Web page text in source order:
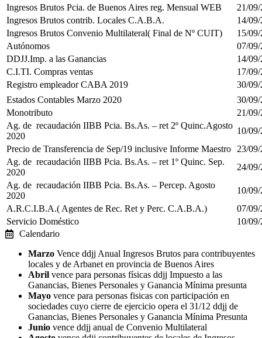
Ingresos Brutos Pcia. de Buenos Aires reg. Mensual WEB
21/
Ingresos Brutos contrib. Locales C.A.B.A.
14/
Ingresos Brutos Convenio Multilateral( Final de Nº CUIT)
15/
Autónomos
07/
DDJJ.Imp. a las Ganancias
14/
C.I.TI. Compras ventas
17/
Registro empleador CABA 2019
30/
Estados Contables Marzo 2020
30/
Monotributo
21/
Ag. de recaudación IIBB Pcia. Bs.As. – ret 2º Quinc.Agosto
2020
10/
Precio de Transferencia de Sep/19 inclusive Informe Maestro
23/
Ag. de recaudación IIBB Pcia. Bs.As. – ret 1º Quinc. Sep.
2020
24/
Ag. de recaudación IIBB Pcia. Bs.As. – Percep. Agosto
2020
10/
A.R.C.I.B.A.( Agentes de Rec. Ret y Perc. C.A.B.A.)
07/
Servicio Doméstico
10/
Calendario
Marzo Vence ddjj Anual Ingresos Brutos para contribuyentes
locales y de Arbanet en provincia de Buenos Aires
Abril vence para personas físicas ddjj Impuesto a las
Ganancias, Bienes Personales y Ganancia Mínima presunta
Mayo vence para personas fisicas con participación en
sociedades cuyo cierre de ejercicio opera el 31/12 ddjj de
Ganancias, Bienes Personales y Ganancia Mínima Presunta
Junio vence ddjj anual de Convenio Multilateral